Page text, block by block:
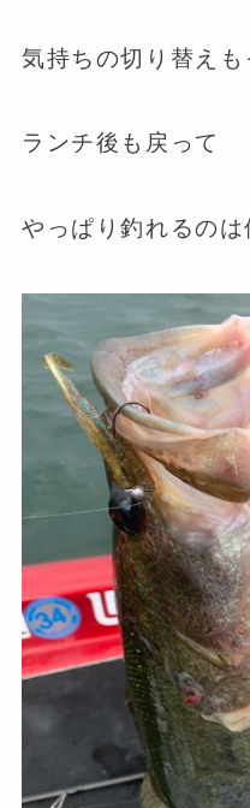
気持ちの切り替え
ランチ後も戻って
やっぱり釣れるのは